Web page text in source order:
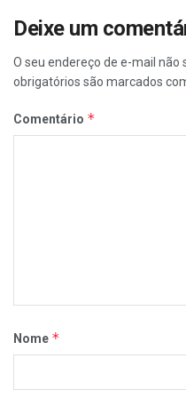
Deixe um
O seu endereço de e-mail não
obrigatórios são marcados
Comentário *
Nome *